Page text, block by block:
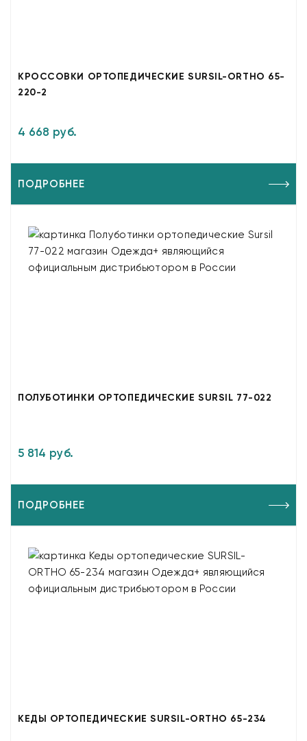
КРОССОВКИ ОРТОПЕДИЧЕСКИЕ SURSIL-ORTHO 65-
220-2
4 668 руб.
ПОДРОБНЕЕ
ПОЛУБОТИНКИ ОРТОПЕДИЧЕСКИЕ SURSIL 77-022
5 814 руб.
ПОДРОБНЕЕ
КЕДЫ ОРТОПЕДИЧЕСКИЕ SURSIL-ORTHO 65-234